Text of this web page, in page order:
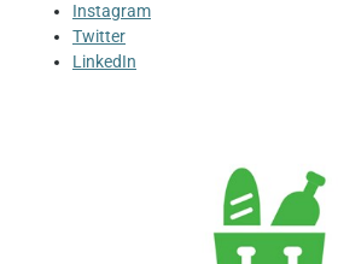
Instagram
Twitter
LinkedIn